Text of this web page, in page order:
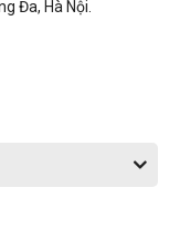
Đa, Hà Nội.